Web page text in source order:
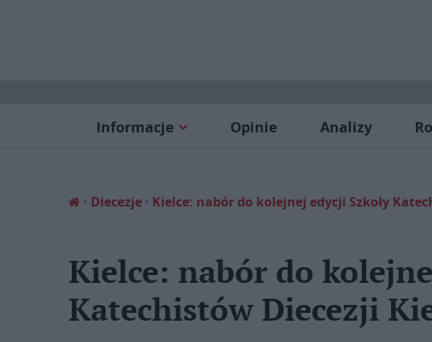
Informacje Opinie Analizy
Diecezje Kielce: nabór do kolejnej edycji Szkoły
Kielce: nabór do
Katechistów Diecezji